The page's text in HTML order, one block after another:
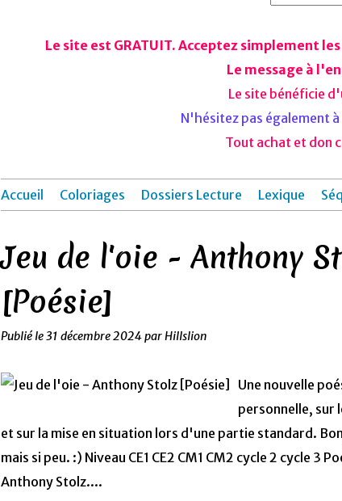
Le site est GRATUIT. Acceptez simplement
Le message à
Le site bénéficie
N'hésitez pas également
Tout achat et don
Accueil Coloriages Dossiers Lecture Lexique
Jeu de l'oie - Anthony
[Poésie]
Publié le31 décembre 2024par Hillslion
Une nouvelle
personnelle, sur
et sur la mise en situation lors d'une partie standard.
mais si peu. :) Niveau CE1 CE2 CM1 CM2 cycle 2 cycle 3
Anthony Stolz....